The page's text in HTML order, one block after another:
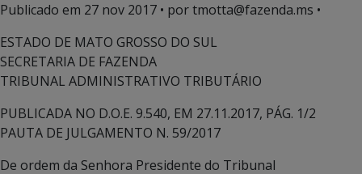
Publicado em 27 nov 2017 • por tmotta@fazenda.ms •
ESTADO DE MATO GROSSO DO SUL
SECRETARIA DE FAZENDA
TRIBUNAL ADMINISTRATIVO TRIBUTÁRIO
PUBLICADA NO D.O.E. 9.540, EM 27.11.2017, PÁG. 1/2
PAUTA DE JULGAMENTO N. 59/2017
De ordem da Senhora Presidente do Tribunal